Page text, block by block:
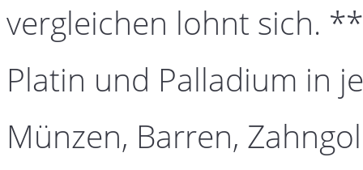
vergleichen lohnt sich.
Platin und Palladium in
Münzen, Barren,